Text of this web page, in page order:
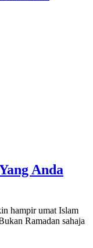
Anda
hampir umat Islam
Ramadan sahaja